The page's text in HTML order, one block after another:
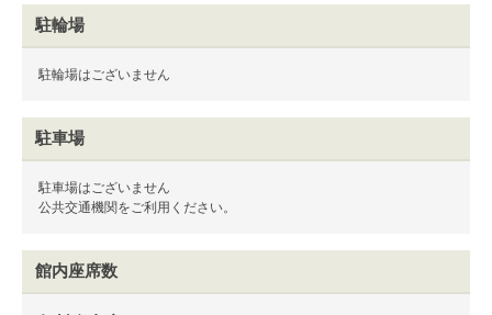
駐輪場
駐輪場はございません
駐車場
駐車場はございません
公共交通機関をご利用ください。
館内座席数